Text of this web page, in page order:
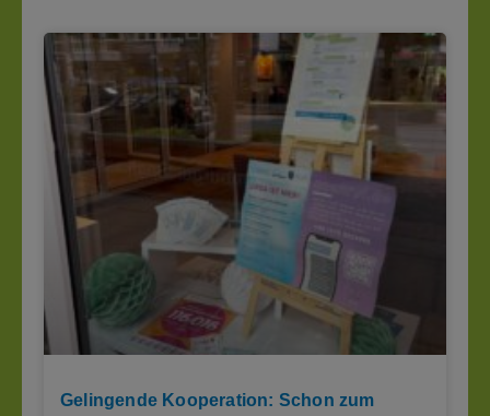
Gelingende Kooperation: Schon zum